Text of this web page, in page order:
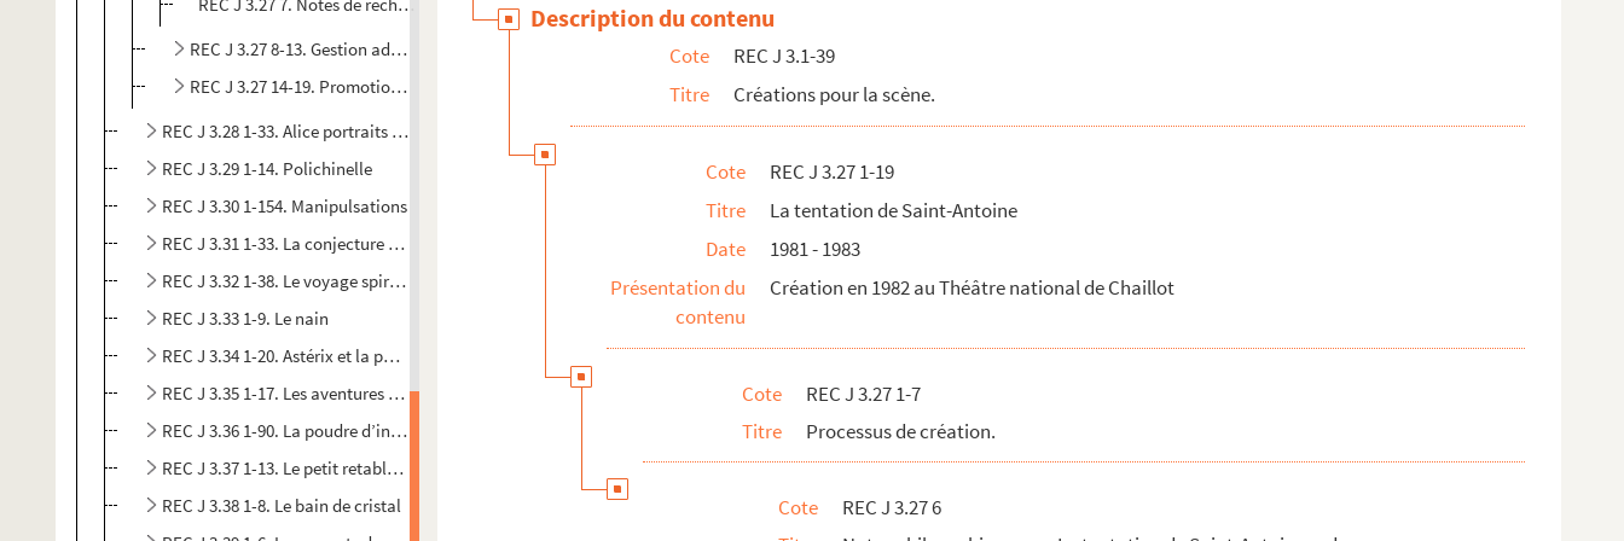
REC J 3.27 8-13. Gestion administrative.
REC J 3.27 14-19. Promotion et publicité.
REC J 3.28 1-33. Alice portraits sur table
REC J 3.29 1-14. Polichinelle
REC J 3.30 1-154. Manipulsations
REC J 3.31 1-33. La conjecture de Babel
REC J 3.32 1-38. Le voyage spirituel de Gilgamesh
REC J 3.33 1-9. Le nain
REC J 3.34 1-20. Astérix et la potion magique
REC J 3.35 1-17. Les aventures du chien Idéfix
REC J 3.36 1-90. La poudre d’intelligence
REC J 3.37 1-13. Le petit retable de Don Cristobal
REC J 3.38 1-8. Le bain de cristal
Description du contenu
Cote
REC J 3.1-39
Titre
Créations pour la scène.
Cote
REC J 3.27 1-19
Titre
La tentation de Saint-Antoine
Date
1981 - 1983
Présentation du
contenu
Création en 1982 au Théâtre national de Chaillot
Cote
REC J 3.27 1-7
Titre
Processus de création.
Cote
REC J 3.27 6